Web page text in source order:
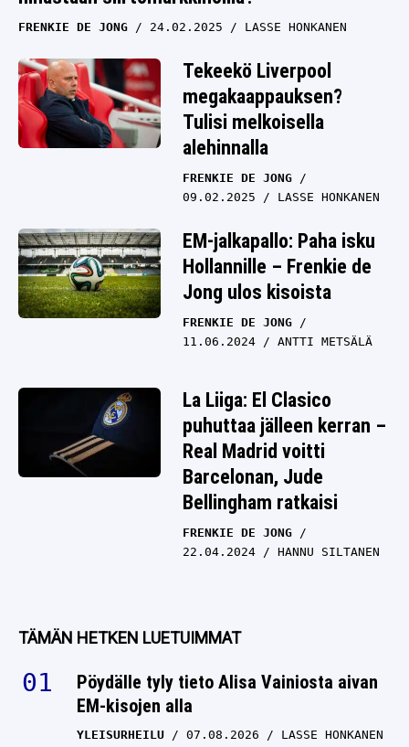
FRENKIE DE JONG 24.02.2025 LASSE HONKANEN
Tekeekö Liverpool
megakaappauksen?
Tulisi melkoisella
alehinnalla
FRENKIE DE JONG
09.02.2025
LASSE HONKANEN
EM-jalkapallo: Paha isku
Hollannille – Frenkie de
Jong ulos kisoista
FRENKIE DE JONG
11.06.2024
ANTTI METSÄLÄ
La Liiga: El Clasico
puhuttaa jälleen kerran –
Real Madrid voitti
Barcelonan, Jude
Bellingham ratkaisi
FRENKIE DE JONG
22.04.2024
HANNU SILTANEN
TÄMÄN HETKEN LUETUIMMAT
Pöydälle tyly tieto Alisa Vainiosta aivan
EM-kisojen alla
YLEISURHEILU 07.08.2026 LASSE HONKANEN